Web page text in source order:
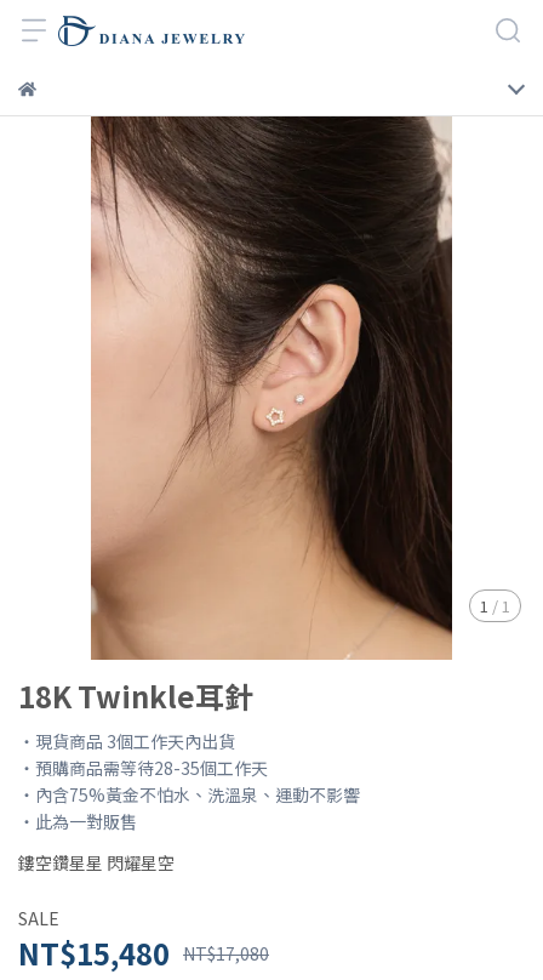
1 / 1
18K Twinkle耳針
・現貨商品 3個工作天內出貨
・預購商品需等待28-35個工作天
・內含75%黃金不怕水、洗溫泉、運動不影響
・此為一對販售
鏤空鑽星星 閃耀星空
SALE
NT$15,480 NT$17,080